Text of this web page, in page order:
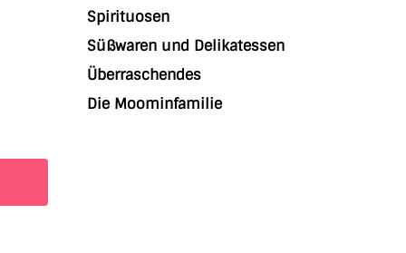
Spirituosen
Süßwaren und Delikatessen
Überraschendes
Die Moominfamilie